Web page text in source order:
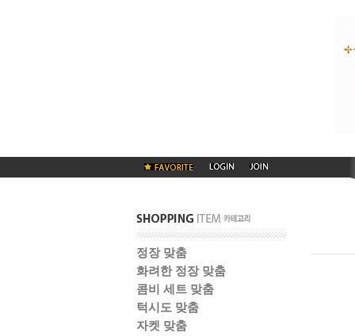
정장 맞춤
화려한 정장 맞춤
콤비 세트 맞춤
턱시도 맞춤
자켓 맞춤